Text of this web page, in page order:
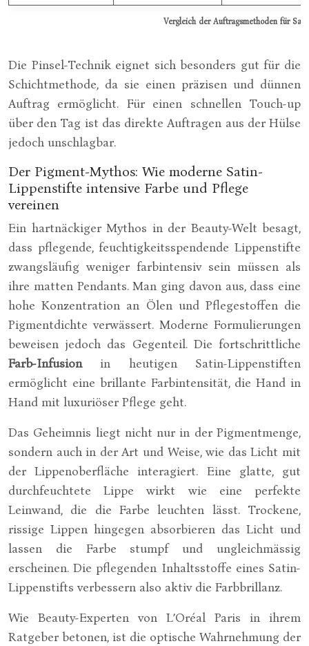
Vergleich der Auftragsmethoden für
Die Pinsel-Technik eignet sich besonders gut für die
Schichtmethode, da sie einen präzisen und dünnen
Auftrag ermöglicht. Für einen schnellen Touch-up
über den Tag ist das direkte Auftragen aus der Hülse
jedoch unschlagbar.
Der Pigment-Mythos: Wie moderne Satin-
Lippenstifte intensive Farbe und Pflege
vereinen
Ein hartnäckiger Mythos in der Beauty-Welt besagt,
dass pflegende, feuchtigkeitsspendende Lippenstifte
zwangsläufig weniger farbintensiv sein müssen als
ihre matten Pendants. Man ging davon aus, dass eine
hohe Konzentration an Ölen und Pflegestoffen die
Pigmentdichte verwässert. Moderne Formulierungen
beweisen jedoch das Gegenteil. Die fortschrittliche
Farb-Infusionin heutigen Satin-Lippenstiften
ermöglicht eine brillante Farbintensität, die Hand in
Hand mit luxuriöser Pflege geht.
Das Geheimnis liegt nicht nur in der Pigmentmenge,
sondern auch in der Art und Weise, wie das Licht mit
der Lippenoberfläche interagiert. Eine glatte, gut
durchfeuchtete Lippe wirkt wie eine perfekte
Leinwand, die die Farbe leuchten lässt. Trockene,
rissige Lippen hingegen absorbieren das Licht und
lassen die Farbe stumpf und ungleichmässig
erscheinen. Die pflegenden Inhaltsstoffe eines Satin-
Lippenstifts verbessern also aktiv die Farbbrillanz.
Wie Beauty-Experten von L’Oréal Paris in ihrem
Ratgeber betonen, ist die optische Wahrnehmung der